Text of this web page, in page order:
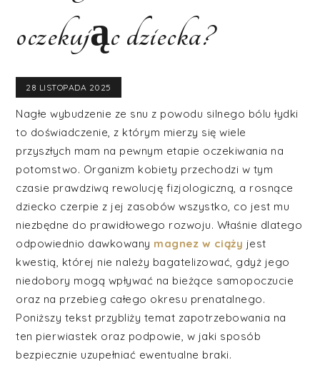
oczekując dziecka?
28 LISTOPADA 2025
Nagłe wybudzenie ze snu z powodu silnego bólu łydki
to doświadczenie, z którym mierzy się wiele
przyszłych mam na pewnym etapie oczekiwania na
potomstwo. Organizm kobiety przechodzi w tym
czasie prawdziwą rewolucję fizjologiczną, a rosnące
dziecko czerpie z jej zasobów wszystko, co jest mu
niezbędne do prawidłowego rozwoju. Właśnie dlatego
odpowiednio dawkowany magnez w ciąży jest
kwestią, której nie należy bagatelizować, gdyż jego
niedobory mogą wpływać na bieżące samopoczucie
oraz na przebieg całego okresu prenatalnego.
Poniższy tekst przybliży temat zapotrzebowania na
ten pierwiastek oraz podpowie, w jaki sposób
bezpiecznie uzupełniać ewentualne braki.